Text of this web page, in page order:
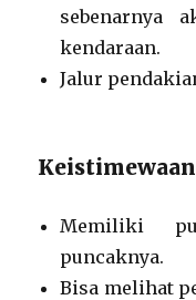
sebenarnya
kendaraan.
Jalur
Memiliki
puncaknya.
Bisa melihat